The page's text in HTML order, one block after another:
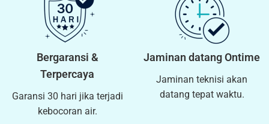
Bergaransi &
Terpercaya
Garansi 30 hari jika terjadi
kebocoran air.
Jaminan datang Ontime
Jaminan teknisi akan
datang tepat waktu.